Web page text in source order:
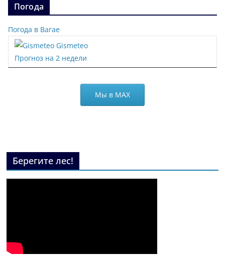
Погода
Погода в Вагае
Gismeteo
Прогноз на 2 недели
Мы в МАХ
Берегите лес!